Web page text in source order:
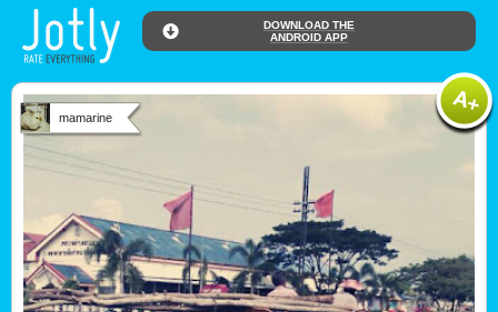
DOWNLOAD THE
ANDROID APP
mamarine